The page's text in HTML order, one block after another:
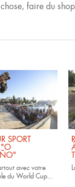
faire du
SPORT
"O
avec votre
du World Cup...